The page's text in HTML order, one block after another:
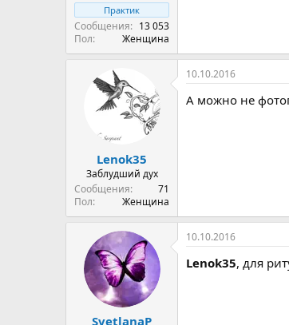
Практик
Сообщения
13 053
Пол
Женщина
Lenok35
Заблудший дух
Сообщения
71
Пол
Женщина
10.10.2016
А можно не
SvetlanaP
10.10.2016
Lenok35, для